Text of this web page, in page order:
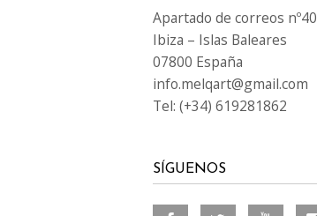
Apartado de correos nº40
Ibiza – Islas Baleares
07800 España
info.melqart@gmail.com
Tel: (+34) 619281862
SÍGUENOS